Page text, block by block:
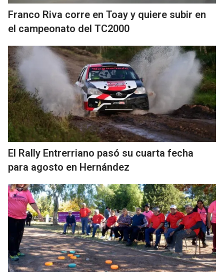
Franco Riva corre en Toay y quiere subir en
el campeonato del TC2000
El Rally Entrerriano pasó su cuarta fecha
para agosto en Hernández